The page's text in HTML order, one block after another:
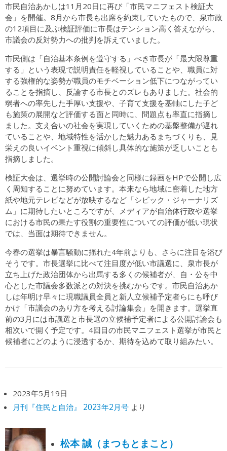
市民自治あかしは11月20日に再び「市民マニフェスト検証大
会」を開催。8月から市長も出席を約束していたもので、泉市政
の12項目に及ぶ検証評価に市長はテンション高く答えながら、
市議会の反対勢力への批判を訴えていました。
市民側は「自治基本条例を遵守する」べき市長が「最大限尊重
する」という表現で説明責任を軽視していることや、職員に対
する強権的な姿勢が職員のモチベーション低下につながってい
ることを指摘し、反論する市長とのズレもありました。社会的
弱者への率先した手厚い支援や、子育て支援を基軸にした子ど
も施策の展開など評価する面と同時に、問題点も率直に指摘し
ました。支え合いの社会を実現していくための基盤整備が遅れ
ていることや、地域特性を活かした魅力あるまちづくりも、見
栄えの良いイベント重視に傾斜し具体的な施策が乏しいことも
指摘しました。
検証大会は、選挙時の公開討論会と同様に録画をHPで公開し広
く周知することに努めています。本来なら地域に密着した地方
紙や地元テレビなどが放映するなど「シビック・ジャーナリズ
ム」に期待したいところですが、メディアが自治体行政や選挙
における市民の果たす役割の重要性についての評価が低い現状
では、当面は期待できません。
今春の選挙は暴言騒動に揺れた4年前よりも、さらに注目を浴び
そうです。市長選挙に比べて注目度が低い市議選に、泉市長が
立ち上げた政治団体から出馬する多くの候補者が、自・公を中
心とした市議会多数派との対決を挑むからです。市民自治あか
しは年明け早々に現職議員全員と新人立候補予定者らにも呼び
かけ「市議会のあり方を考える討論集会」を開きます。選挙直
前の3月には市議選と市長選の立候補予定者による公開討論会も
相次いで開く予定です。4回目の市民マニフェスト選挙が市民と
候補者にどのように浸透するか、期待を込めて取り組みたい。
2023年5月19日
月刊『住民と自治』 2023年2月号より
松本 誠（まつもとまこと）